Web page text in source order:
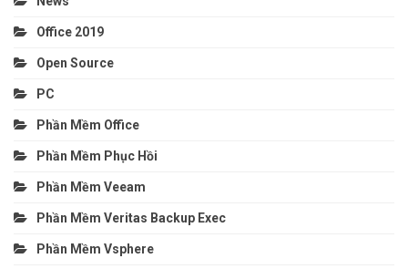
Office 2019
Open Source
PC
Phần Mềm Office
Phần Mềm Phục Hồi
Phần Mềm Veeam
Phần Mềm Veritas Backup Exec
Phần Mềm Vsphere